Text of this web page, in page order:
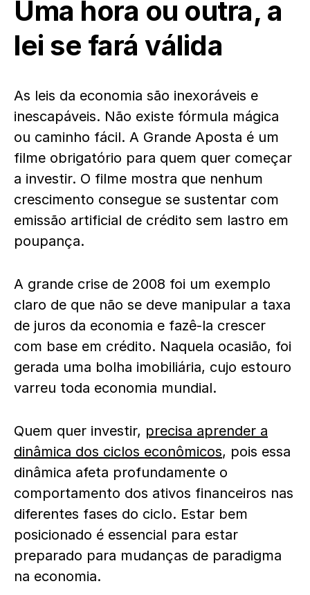
Uma hora ou outra, a
lei se fará válida
As leis da economia são inexoráveis e
inescapáveis. Não existe fórmula mágica
ou caminho fácil. A Grande Aposta é um
filme obrigatório para quem quer começar
a investir. O filme mostra que nenhum
crescimento consegue se sustentar com
emissão artificial de crédito sem lastro em
poupança.
A grande crise de 2008 foi um exemplo
claro de que não se deve manipular a taxa
de juros da economia e fazê-la crescer
com base em crédito. Naquela ocasião, foi
gerada uma bolha imobiliária, cujo estouro
varreu toda economia mundial.
Quem quer investir, precisa aprender a
dinâmica dos ciclos econômicos, pois essa
dinâmica afeta profundamente o
comportamento dos ativos financeiros nas
diferentes fases do ciclo. Estar bem
posicionado é essencial para estar
preparado para mudanças de paradigma
na economia.